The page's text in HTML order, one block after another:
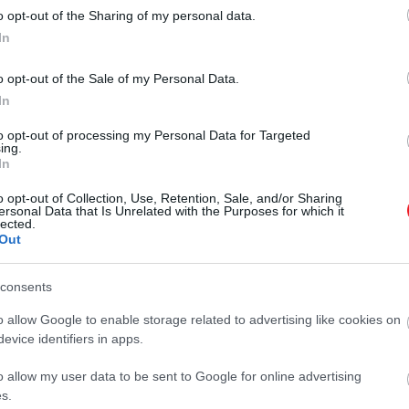
opt-out of the Sharing of my personal data.
opt-out of the Sale of my Personal Data.
opt-out of processing my Personal Data for Targeted
opt-out of Collection, Use, Retention, Sale, and/or Sharing
Data that Is Unrelated with the Purposes for which it
allow Google to enable storage related to advertising like cookies on
identifiers in apps.
allow my user data to be sent to Google for online advertising
működésünknek, ugyanakkor
minőség mellett a lefekvés előtt
A minőségi alvás az
ételek és italok…